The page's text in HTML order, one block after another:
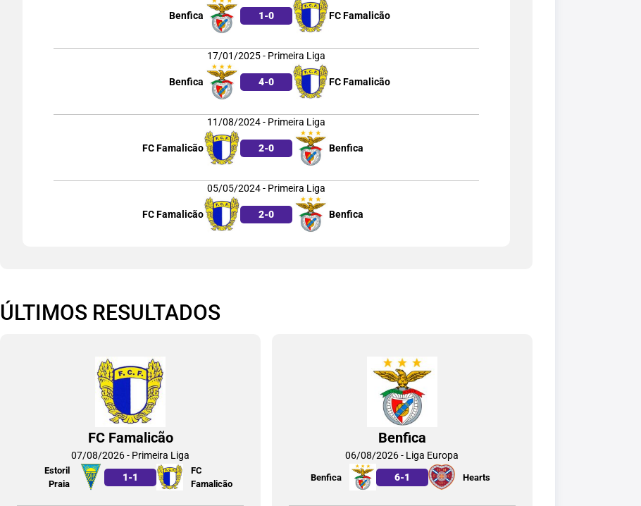
Benfica 1-0 FC Famalicão
17/01/2025 - Primeira Liga
Benfica 4-0 FC Famalicão
11/08/2024 - Primeira Liga
FC Famalicão 2-0 Benfica
05/05/2024 - Primeira Liga
FC Famalicão 2-0 Benfica
ÚLTIMOS RESULTADOS
FC Famalicão
07/08/2026 - Primeira Liga
Estoril
Praia
1-1
FC
Famalicão
Benfica
06/08/2026 - Liga Europa
Benfica 6-1 Hearts